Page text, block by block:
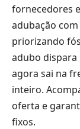
fornecedores
adubação
priorizando
adubo dispara
agora sai na
inteiro.
oferta e
fixos.